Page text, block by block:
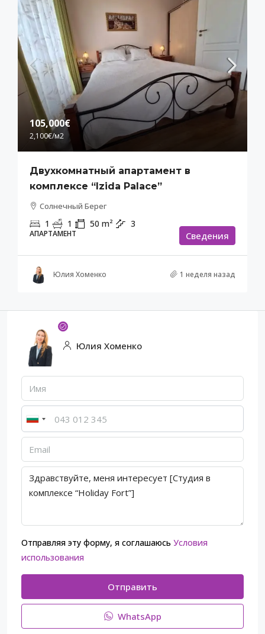
105,000€
2,100€/м2
Двухкомнатный апартамент в
комплексе “Izida Palace”
Солнечный Берег
1 1 50 m² 3
АПАРТАМЕНТ Cведения
Юлия Хоменко 1 неделя назад
Юлия Хоменко
Отправляя эту форму, я соглашаюсь Условия
использования
Отправить
WhatsApp